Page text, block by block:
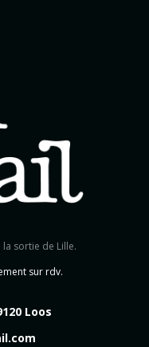
la sortie de Lille.
sur rdv.
Loos